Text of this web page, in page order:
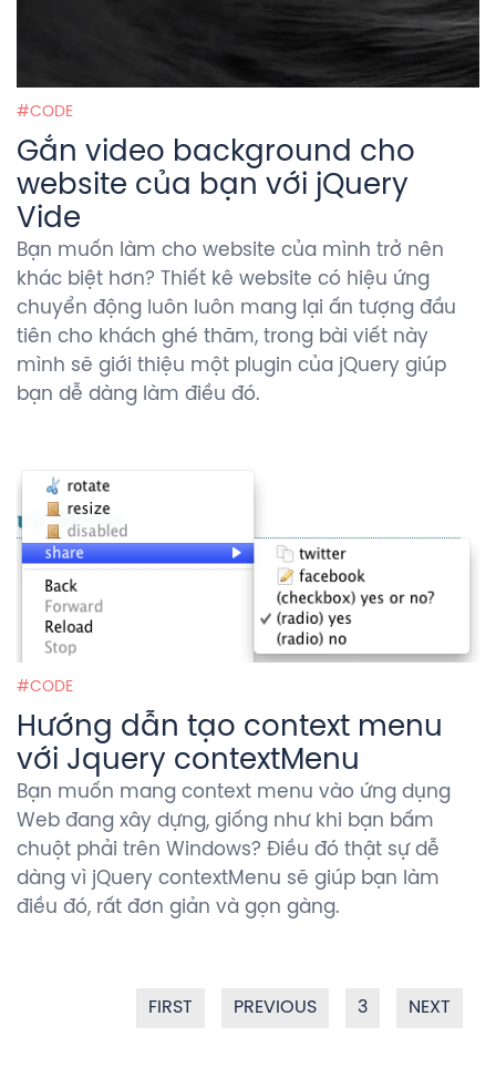
CODE
Gắn video background cho
website của bạn với jQuery
Vide
Bạn muốn làm cho website của mình trở nên
khác biệt hơn? Thiết kê website có hiệu ứng
chuyển động luôn luôn mang lại ấn tượng đầu
tiên cho khách ghé thăm, trong bài viết này
mình sẽ giới thiệu một plugin của jQuery giúp
bạn dễ dàng làm điều đó.
CODE
Hướng dẫn tạo context menu
với Jquery contextMenu
Bạn muốn mang context menu vào ứng dụng
Web đang xây dựng, giống như khi bạn bấm
chuột phải trên Windows? Điều đó thật sự dễ
dàng vì jQuery contextMenu sẽ giúp bạn làm
điều đó, rất đơn giản và gọn gàng.
FIRST PREVIOUS 3 NEXT